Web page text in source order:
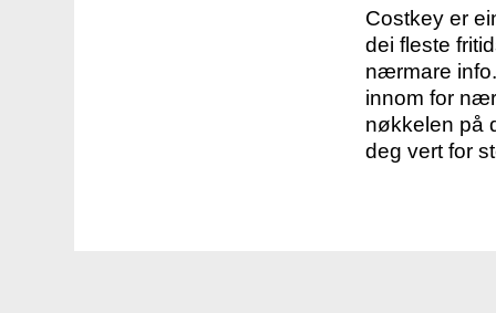
Costkey er
dei fleste
nærmare
innom for
nøkkelen på
deg vert for